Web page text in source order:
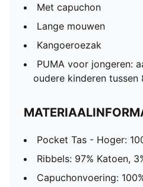
Met capuchon
Lange mouwen
Kangoeroezak
PUMA voor jongeren:
oudere kinderen tussen
Pocket Tas - Hoger:
Ribbels: 97% Katoen,
Capuchonvoering: